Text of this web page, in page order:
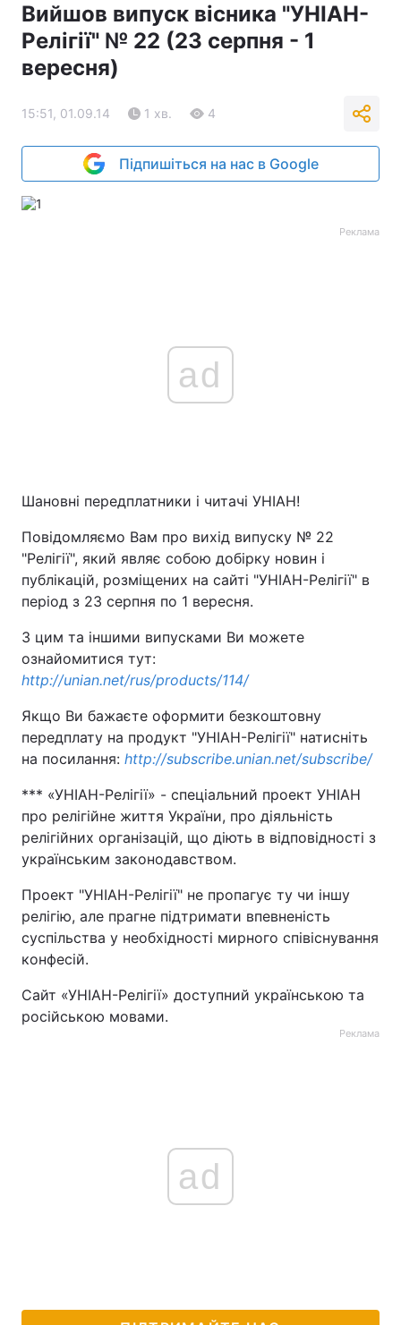
Вийшов випуск вісника "УНІАН-
Релігії" № 22 (23 серпня - 1
вересня)
15:51, 01.09.14 1 хв. 4
Підпишіться на нас в Google
Реклама
ad
Шановні передплатники і читачі УНІАН!
Повідомляємо Вам про вихід випуску № 22
"Релігії", який являє собою добірку новин і
публікацій, розміщених на сайті "УНІАН-Релігії" в
період з 23 серпня по 1 вересня.
З цим та іншими випусками Ви можете
ознайомитися тут:
http://unian.net/rus/products/114/
Якщо Ви бажаєте оформити безкоштовну
передплату на продукт "УНІАН-Релігії" натисніть
на посилання: http://subscribe.unian.net/subscribe/
*** «УНІАН-Релігії» - спеціальний проект УНІАН
про релігійне життя України, про діяльність
релігійних організацій, що діють в відповідності з
українським законодавством.
Проект "УНІАН-Релігії" не пропагує ту чи іншу
релігію, але прагне підтримати впевненість
суспільства у необхідності мирного співіснування
конфесій.
Сайт «УНІАН-Релігії» доступний українською та
російською мовами.
Реклама
ad